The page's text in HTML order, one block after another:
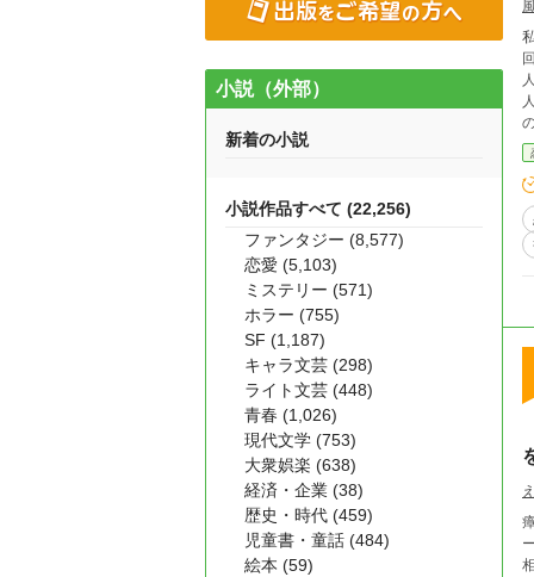
小説（外部）
新着の小説
小説作品すべて (22,256)
ファンタジー (8,577)
恋愛 (5,103)
ミステリー (571)
ホラー (755)
SF (1,187)
キャラ文芸 (298)
ライト文芸 (448)
青春 (1,026)
現代文学 (753)
大衆娯楽 (638)
経済・企業 (38)
歴史・時代 (459)
児童書・童話 (484)
絵本 (59)